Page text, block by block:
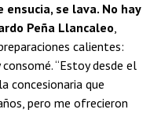
ensucia, se lava. No hay
Peña Llancaleo,
calientes:
“Estoy desde el
concesionaria que
pero me ofrecieron